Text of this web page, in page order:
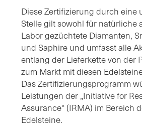
Diese Zertifizierung durch eine
Stelle gilt sowohl für natürliche
Labor gezüchtete Diamanten,
und Saphire und umfasst alle
entlang der Lieferkette von der
zum Markt mit diesen
Das Zertifizierungsprogramm
Leistungen der „Initiative for
Assurance“ (IRMA) im Bereich
Edelsteine.